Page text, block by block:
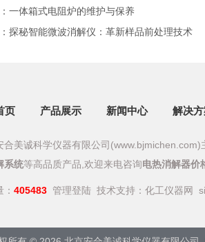
一体箱式电阻炉的维护与保养
探秘智能微波消解仪：革新样品前处理技术
页 产品展示 新闻中心 解决
合美诚科学仪器有限公司(www.bjmichen.com)
系统等高品质产品,欢迎来电咨询电热消解器价
405483 管理登陆 技术支持： 化工仪器网